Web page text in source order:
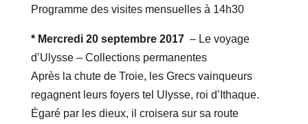
Programme des visites mensuelles à 14h30
* Mercredi 20 septembre 2017– Le voyage
d’Ulysse – Collections permanentes
Après la chute de Troie, les Grecs vainqueurs
regagnent leurs foyers tel Ulysse, roi d’Ithaque.
Égaré par les dieux, il croisera sur sa route